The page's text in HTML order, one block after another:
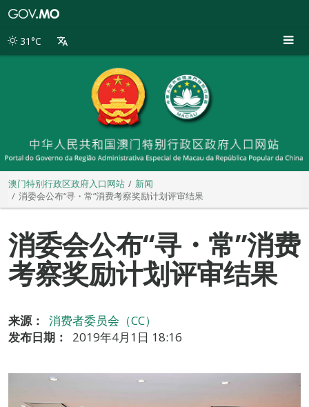
别
31°C
澳门特别行政区政府入口网站
新闻
消委会公布“寻・常”消费考察奖励计划评审结果
消委会公布“寻・常”消费
考察奖励计划评审结果
来源：
消费者委员会（CC）
发布日期：
2019年4月1日 18:16